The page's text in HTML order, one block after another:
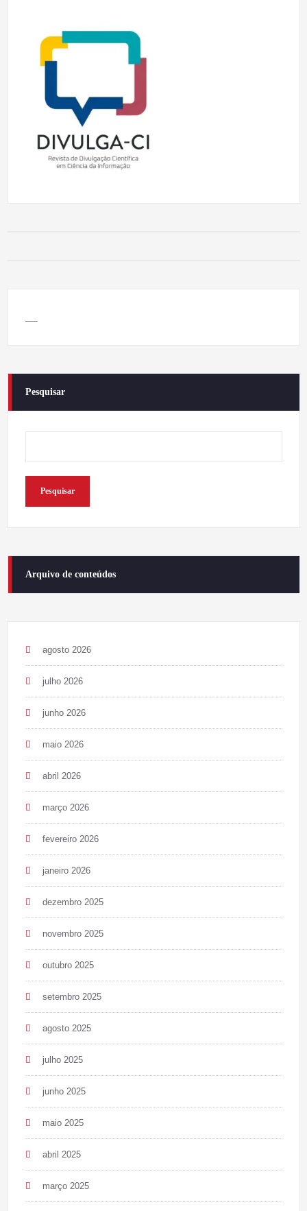
Pesquisar
Pesquisar
Arquivo de conteúdos
agosto 2026
julho 2026
junho 2026
maio 2026
abril 2026
março 2026
fevereiro 2026
janeiro 2026
dezembro 2025
novembro 2025
outubro 2025
setembro 2025
agosto 2025
julho 2025
junho 2025
maio 2025
abril 2025
março 2025